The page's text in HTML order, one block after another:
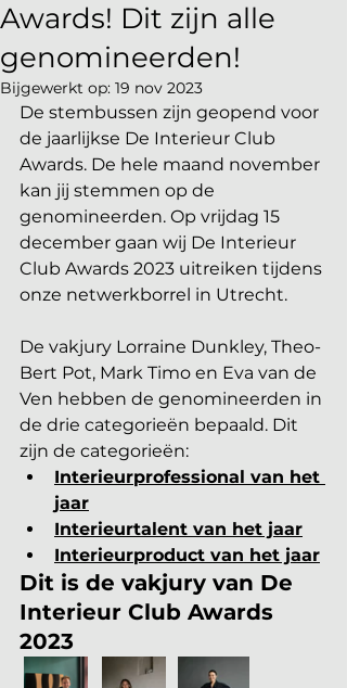
Awards! Dit zijn alle
genomineerden!
Bijgewerkt op: 19 nov 2023
De stembussen zijn geopend voor
de jaarlijkse De Interieur Club
Awards. De hele maand november
kan jij stemmen op de
genomineerden. Op vrijdag 15
december gaan wij De Interieur
Club Awards 2023 uitreiken tijdens
onze netwerkborrel in Utrecht.
De vakjury Lorraine Dunkley, Theo-
Bert Pot, Mark Timo en Eva van de
Ven hebben de genomineerden in
de drie categorieën bepaald. Dit
zijn de categorieën:
Interieurprofessional van het
jaar
Interieurtalent van het jaar
Interieurproduct van het jaar
Dit is de vakjury van De
Interieur Club Awards
2023